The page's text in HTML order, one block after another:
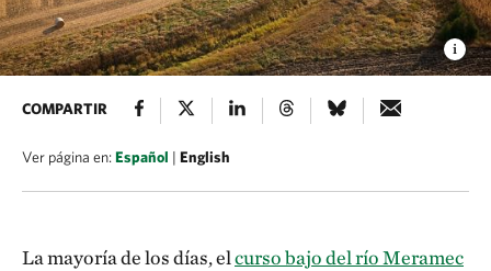
COMPARTIR
Ver página en:Español | English
La mayoría de los días, elcurso bajo del río Meramec